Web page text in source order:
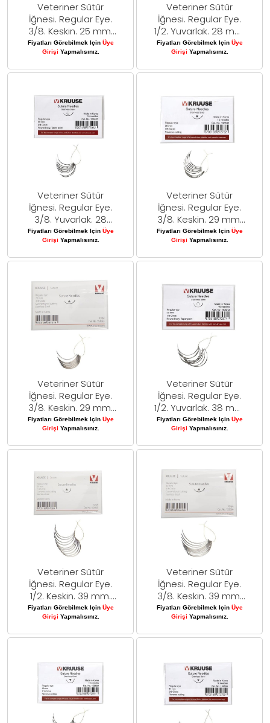
Veteriner Sütür
İğnesi. Regular Eye.
3/8. Keskin. 25 mm.
10/pk
Fiyatları Görebilmek Için Üye
Girişi Yapmalısınız.
Veteriner Sütür
İğnesi. Regular Eye.
1/2. Yuvarlak. 28 mm.
10/pk
Fiyatları Görebilmek Için Üye
Girişi Yapmalısınız.
Veteriner Sütür
İğnesi. Regular Eye.
3/8. Yuvarlak. 28
mm. 10/pk
Fiyatları Görebilmek Için Üye
Girişi Yapmalısınız.
Veteriner Sütür
İğnesi. Regular Eye.
3/8. Keskin. 29 mm.
10/pk
Fiyatları Görebilmek Için Üye
Girişi Yapmalısınız.
Veteriner Sütür
İğnesi. Regular Eye.
3/8. Keskin. 29 mm.
10/pk
Fiyatları Görebilmek Için Üye
Girişi Yapmalısınız.
Veteriner Sütür
İğnesi. Regular Eye.
1/2. Yuvarlak. 38 mm.
10/pk
Fiyatları Görebilmek Için Üye
Girişi Yapmalısınız.
Veteriner Sütür
İğnesi. Regular Eye.
1/2. Keskin. 39 mm.
10/pk
Fiyatları Görebilmek Için Üye
Girişi Yapmalısınız.
Veteriner Sütür
İğnesi. Regular Eye.
3/8. Keskin. 39 mm.
10/pk
Fiyatları Görebilmek Için Üye
Girişi Yapmalısınız.